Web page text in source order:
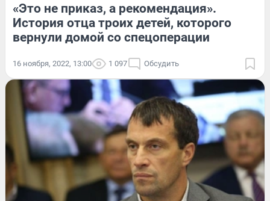
«Это не приказ, а рекомендация».
История отца троих детей, которого
вернули домой со спецоперации
16 ноября, 2022, 13:00 1 097 Обсудить